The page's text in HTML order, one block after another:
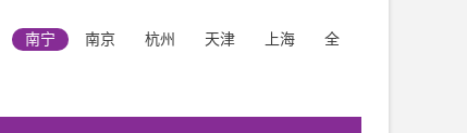
南宁 南京 杭州 天津 上海 全